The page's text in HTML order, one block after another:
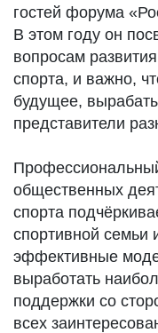
гостей форума
В этом году он
вопросам
спорта, и важно,
будущее,
представители
общественных
спорта
спортивной семьи
эффективные
выработать
поддержки со
всех